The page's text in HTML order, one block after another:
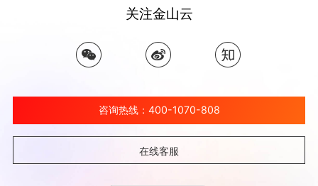
关注金山云
咨询热线：400-1070-808
在线客服